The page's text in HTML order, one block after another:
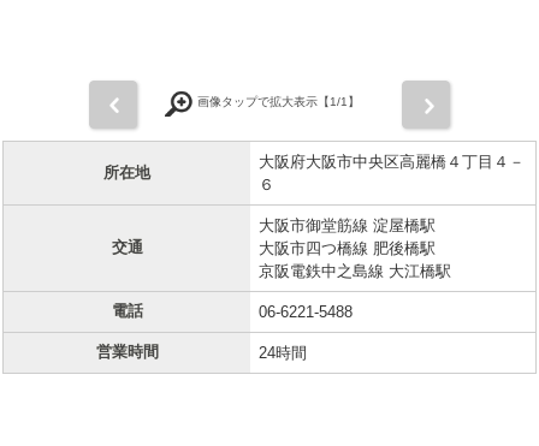
画像タップで拡大表示【1/1】
所在地
大阪府大阪市中央区高麗橋４丁目４－
６
交通
大阪市御堂筋線 淀屋橋駅
大阪市四つ橋線 肥後橋駅
京阪電鉄中之島線 大江橋駅
電話 06-6221-5488
営業時間 24時間